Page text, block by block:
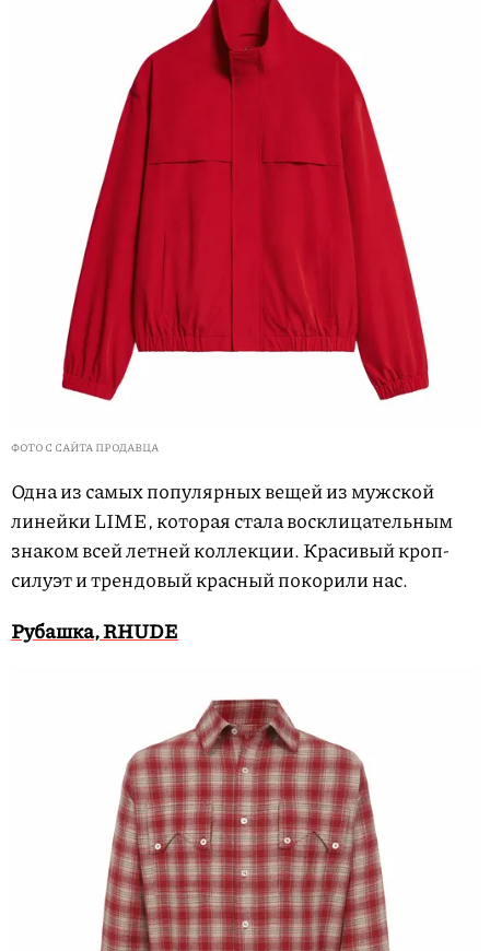
ФОТО С САЙТА ПРОДАВЦА
Одна из самых популярных вещей из мужской
линейки LIME, которая стала восклицательным
знаком всей летней коллекции. Красивый кроп-
силуэт и трендовый красный покорили нас.
Рубашка, RHUDE